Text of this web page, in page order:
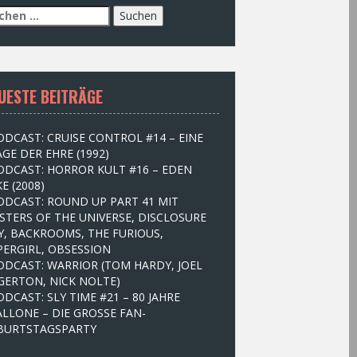
BEITRÄGE
CRUISE CONTROL #14 – EINE
DER EHRE (1992)
HORROR KULT #16 – EDEN
(2008)
ROUND UP PART 41 MIT
OF THE UNIVERSE, DISCLOSURE
BACKROOMS, THE FURIOUS,
OBSESSION
WARRIOR (TOM HARDY, JOEL
NICK NOLTE)
SLY TIME #21 – 80 JAHRE
– DIE GROSSE FAN-